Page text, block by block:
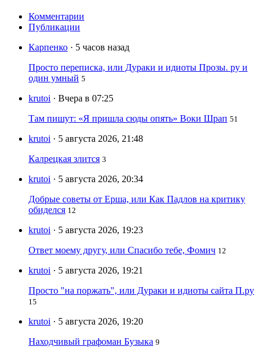
Комментарии
Публикации
Карпенко · 5 часов назад
Просто переписка, или Дураки и идиоты Прозы. ру и
один умный 5
krutoi · Вчера в 07:25
Там пишут: «Я пришла сюды опять» Воки Шрап 51
krutoi · 5 августа 2026, 21:48
Калрецкая злится 3
krutoi · 5 августа 2026, 20:34
Добрые советы от Ерша, или Как Падлов на критику
обиделся 12
krutoi · 5 августа 2026, 19:23
Ответ моему другу, или Спасибо тебе, Фомич 12
krutoi · 5 августа 2026, 19:21
Просто "на поржать", или Дураки и идиоты сайта П.ру
15
krutoi · 5 августа 2026, 19:20
Находчивый графоман Бузыка 9